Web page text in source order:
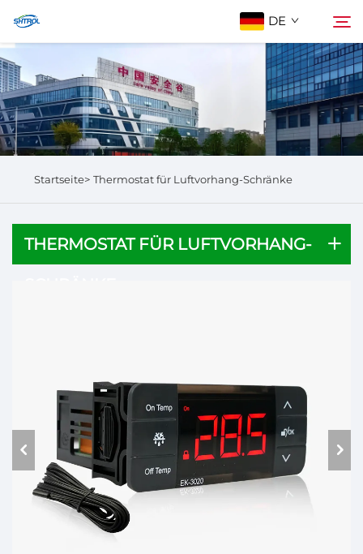
DE
Über Uns
Produkte
Suchen
Startseite> Thermostat für Luftvorhang-Schränke
THERMOSTAT FÜR LUFTVORHANG-